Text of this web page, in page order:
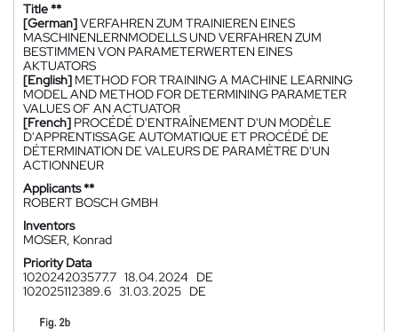
Title **
[German]VERFAHREN ZUM TRAINIEREN EINES
MASCHINENLERNMODELLS UND VERFAHREN ZUM
BESTIMMEN VON PARAMETERWERTEN EINES
AKTUATORS
[English] METHOD FOR TRAINING A MACHINE LEARNING
MODEL AND METHOD FOR DETERMINING PARAMETER
VALUES OF AN ACTUATOR
[French] PROCÉDÉ D'ENTRAÎNEMENT D'UN MODÈLE
D'APPRENTISSAGE AUTOMATIQUE ET PROCÉDÉ DE
DÉTERMINATION DE VALEURS DE PARAMÈTRE D'UN
ACTIONNEUR
Applicants **
ROBERT BOSCH GMBH
Inventors
MOSER, Konrad
Priority Data
102024203577.7 18.04.2024
DE
102025112389.6 31.03.2025 DE